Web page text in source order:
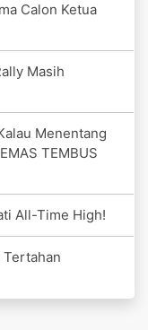
Calon Ketua
Masih
Menentang
TEMBUS
All-Time High!
Tertahan